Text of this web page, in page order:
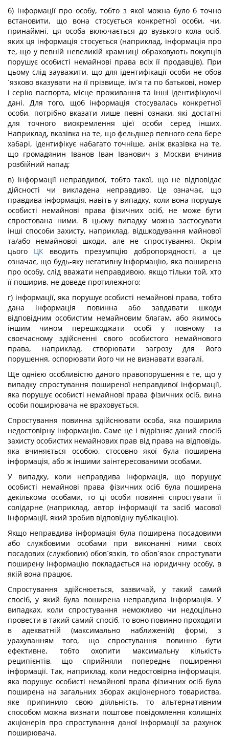
б) інформації про особу, тобто з якої можна було б точно
встановити, що вона стосується конкретної особи, чи,
принаймні, ця особа включається до вузького кола осіб,
яких ця інформація стосується (наприклад, інформація про
те, що у певній невеликій крамниці обраховують покупців
порушує особисті немайнові права всіх її продавців). При
цьому слід зауважити, що для ідентифікації особи не обов
´язково вказувати на її прізвище, ім´я та по батькові, номер
і серію паспорта, місце проживання та інші ідентифікуючі
дані. Для того, щоб інформація стосувалась конкретної
особи, потрібно вказати лише певні ознаки, які достатні
для точного виокремлення цієї особи серед інших.
Наприклад, вказівка на те, що фельдшер певного села бере
хабарі, ідентифікує набагато точніше, аніж вказівка на те,
що громадянин Іванов Іван Іванович з Москви вчинив
розбійний напад;
в) інформації неправдивої, тобто такої, що не відповідає
дійсності чи викладена неправдиво. Це означає, що
правдива інформація, навіть у випадку, коли вона порушує
особисті немайнові права фізичних осіб, не може бути
спростована ними. В цьому випадку можна застосувати
інші способи захисту, наприклад, відшкодування майнової
та/або немайнової шкоди, але не спростування. Окрім
цього
ЦК вводить презумпцію добропорядності, а це
означає, що будь-яку негативну інформацію, яка поширена
про особу, слід вважати неправдивою, якщо тільки той, хто
її поширив, не доведе протилежного;
г) інформації, яка порушує особисті немайнові права, тобто
дана інформація повинна або завдавати шкоди
відповідним особистим немайновим благам, або якимось
іншим чином перешкоджати особі у повному та
своєчасному здійсненні свого особистого немайнового
права, наприклад, створювати загрозу для його
порушення, оспорювати його чи не визнавати взагалі.
Ще однією особливістю даного правопорушення є те, що у
випадку спростування поширеної неправдивої інформації,
яка порушує особисті немайнові права фізичних осіб, вина
особи поширювача не враховується.
Спростування повинна здійснювати особа, яка поширила
недостовірну інформацію. Саме це і відрізняє даний спосіб
захисту особистих немайнових прав від права на відповідь,
яка вчиняється особою, стосовно якої була поширена
інформація, або ж іншими заінтересованими особами.
У випадку, коли неправдива інформація, що порушує
особисті немайнові права фізичних осіб була поширена
декількома особами, то ці особи повинні спростувати її
солідарне (наприклад, автор інформації та засіб масової
інформації, який зробив відповідну публікацію).
Якщо неправдива інформація була поширена посадовими
або службовими особами при виконанні ними своїх
посадових (службових) обов´язків, то обов´язок спростувати
поширену інформацію покладається на юридичну особу, в
якій вона працює.
Спростування здійснюється, зазвичай, у такий самий
спосіб, у який була поширена неправдива інформація. У
випадках, коли спростування неможливо чи недоцільно
провести в такий самий спосіб, то воно повинно проходити
в адекватній (максимально наближеній) формі, з
урахуванням того, що спростування повинно бути
ефективне, тобто охопити максимальну кількість
реципієнтів, що сприйняли попереднє поширення
інформації. Так, наприклад, коли недостовірна інформація,
яка порушує особисті немайнові права фізичних осіб була
поширена на загальних зборах акціонерного товариства,
яке припинило свою діяльність, то альтернативним
способом можна визнати поштове повідомлення колишніх
акціонерів про спростування даної інформації за рахунок
поширювача.